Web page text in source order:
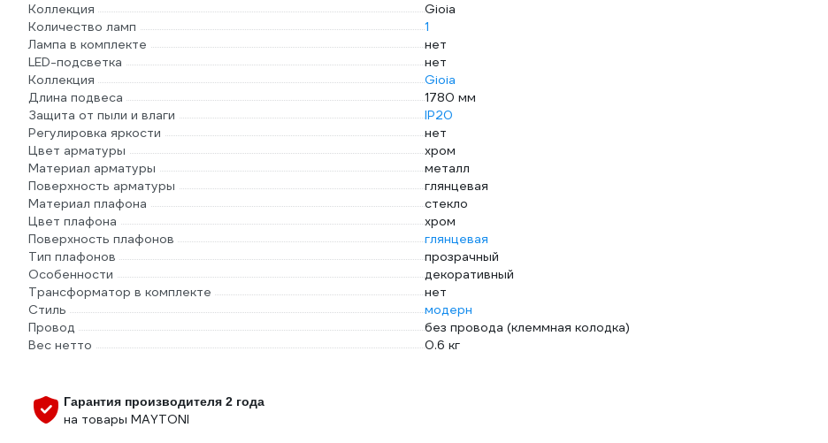
Коллекция
Gioia
Количество ламп
1
Лампа в комплекте
нет
LED-подсветка
нет
Коллекция
Gioia
Длина подвеса
1780 мм
Защита от пыли и влаги
IP20
Регулировка яркости
нет
Цвет арматуры
хром
Материал арматуры
металл
Поверхность арматуры
глянцевая
Материал плафона
стекло
Цвет плафона
хром
Поверхность плафонов
глянцевая
Тип плафонов
прозрачный
Особенности
декоративный
Трансформатор в комплекте
нет
Стиль
модерн
Провод
без провода (клеммная колодка)
Вес нетто
0.6 кг
Гарантия производителя 2 года
на товары MAYTONI